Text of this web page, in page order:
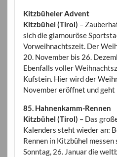
Kitzbüheler Advent
Kitzbühel (Tirol) –
sich die glamouröse
Vorweihnachtszeit. Der
20. November bis 26.
Ebenfalls voller
Kufstein. Hier wird der
November eröffnet und geht
85. Hahnenkamm-Rennen
Kitzbühel (Tirol) – Das
Kalenders steht wieder an:
Rennen in Kitzbühel
Sonntag, 26. Januar die